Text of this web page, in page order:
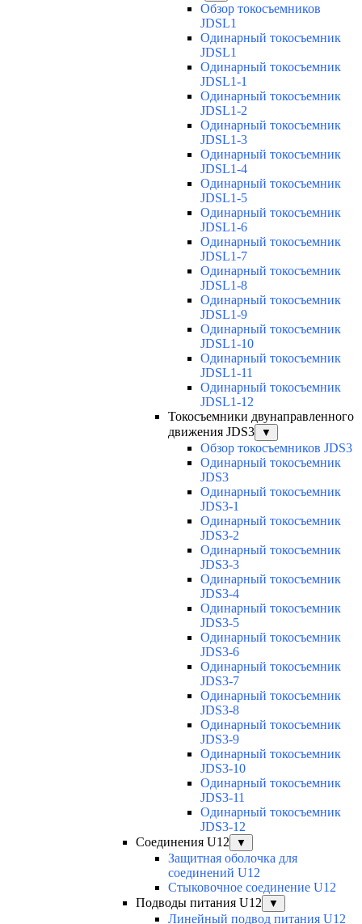
Обзор токосъемников
JDSL1
Одинарный токосъемник
JDSL1
Одинарный токосъемник
JDSL1-1
Одинарный токосъемник
JDSL1-2
Одинарный токосъемник
JDSL1-3
Одинарный токосъемник
JDSL1-4
Одинарный токосъемник
JDSL1-5
Одинарный токосъемник
JDSL1-6
Одинарный токосъемник
JDSL1-7
Одинарный токосъемник
JDSL1-8
Одинарный токосъемник
JDSL1-9
Одинарный токосъемник
JDSL1-10
Одинарный токосъемник
JDSL1-11
Одинарный токосъемник
JDSL1-12
Токосъемники двунаправленного
движения JDS3
▼
Обзор токосъемников JDS3
Одинарный токосъемник
JDS3
Одинарный токосъемник
JDS3-1
Одинарный токосъемник
JDS3-2
Одинарный токосъемник
JDS3-3
Одинарный токосъемник
JDS3-4
Одинарный токосъемник
JDS3-5
Одинарный токосъемник
JDS3-6
Одинарный токосъемник
JDS3-7
Одинарный токосъемник
JDS3-8
Одинарный токосъемник
JDS3-9
Одинарный токосъемник
JDS3-10
Одинарный токосъемник
JDS3-11
Одинарный токосъемник
JDS3-12
Соединения U12
▼
Защитная оболочка для
соединений U12
Стыковочное соединение U12
Подводы питания U12
▼
Линейный подвод питания U12